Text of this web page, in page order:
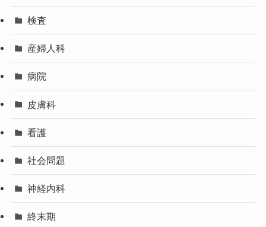
検査
産婦人科
病院
皮膚科
看護
社会問題
神経内科
終末期